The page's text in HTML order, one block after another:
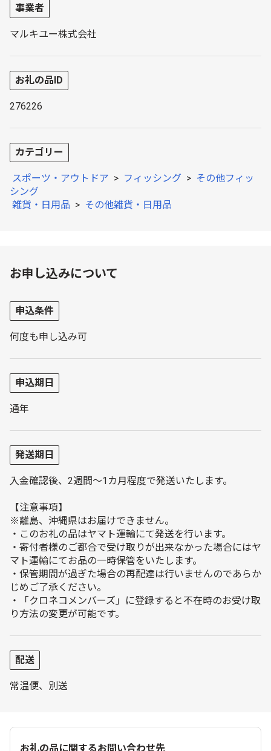
事業者
マルキユー株式会社
お礼の品ID
276226
カテゴリー
スポーツ・アウトドア > フィッシング > その他フィッ
シング
雑貨・日用品 > その他雑貨・日用品
お申し込みについて
申込条件
何度も申し込み可
申込期日
通年
発送期日
入金確認後、2週間～1カ月程度で発送いたします。
【注意事項】
※離島、沖縄県はお届けできません。
・このお礼の品はヤマト運輸にて発送を行います。
・寄付者様のご都合で受け取りが出来なかった場合にはヤ
マト運輸にてお品の一時保管をいたします。
・保管期間が過ぎた場合の再配達は行いませんのであらか
じめご了承ください。
・「クロネコメンバーズ」に登録すると不在時のお受け取
り方法の変更が可能です。
配送
常温便、別送
お礼の品に関するお問い合わせ先